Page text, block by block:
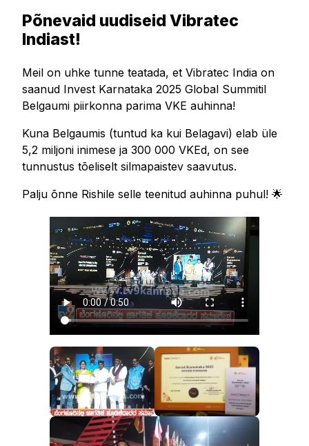
Põnevaid uudiseid Vibratec
Indiast!
Meil on uhke tunne teatada, et Vibratec India on
saanud Invest Karnataka 2025 Global Summitil
Belgaumi piirkonna parima VKE auhinna!
Kuna Belgaumis (tuntud ka kui Belagavi) elab üle
5,2 miljoni inimese ja 300 000 VKEd, on see
tunnustus tõeliselt silmapaistev saavutus.
Palju õnne Rishile selle teenitud auhinna puhul! 🌟